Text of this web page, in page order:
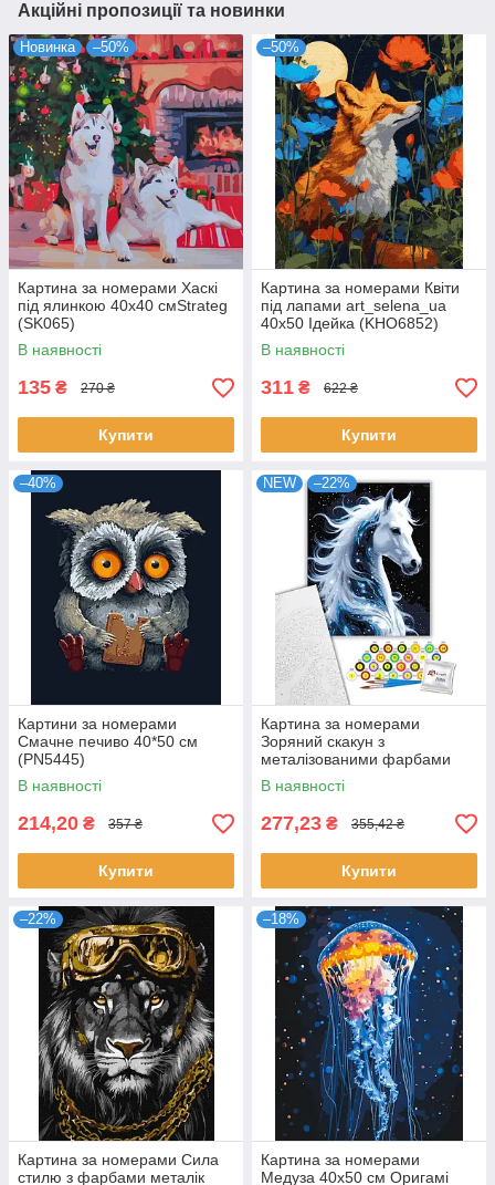
Акційні пропозиції та новинки
Новинка –50%
Картина за номерами Хаскі
під ялинкою 40х40 смStrateg
(SK065)
В наявності
135 ₴ 270 ₴
Купити
–50%
Картина за номерами Квіти
під лапами art_selena_ua
40х50 Ідейка (KHO6852)
В наявності
311 ₴ 622 ₴
Купити
–40%
Картини за номерами
Смачне печиво 40*50 см
(PN5445)
В наявності
214,20 ₴ 357 ₴
Купити
NEW –22%
Картина за номерами
Зоряний скакун з
металізованими фарбами
40х50 см Art Craft (11736-AC)
В наявності
277,23 ₴ 355,42 ₴
Купити
–22%
Картина за номерами Сила
стилю з фарбами металік
–18%
Картина за номерами
Медуза 40x50 см Оригамі